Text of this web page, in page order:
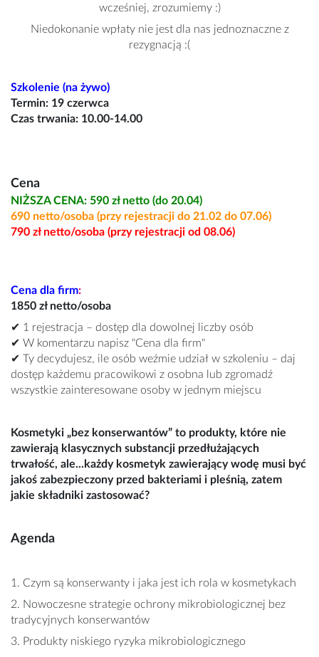
wcześniej, zrozumiemy :)
Niedokonanie wpłaty nie jest dla nas jednoznaczne z
rezygnacją :(
Szkolenie (na żywo)
Termin: 19 czerwca
Czas trwania: 10.00-14.00
Cena
NIŻSZA CENA: 590 zł netto (do 20.04)
690 netto/osoba (przy rejestracji do 21.02 do 07.06)
790 zł netto/osoba (przy rejestracji od 08.06)
Cena dla firm:
1850 zł netto/osoba
✔ 1 rejestracja – dostęp dla dowolnej liczby osób
✔ W komentarzu napisz "Cena dla firm"
✔ Ty decydujesz, ile osób weźmie udział w szkoleniu – daj
dostęp każdemu pracowikowi z osobna lub zgromadź
wszystkie zainteresowane osoby w jednym miejscu
Kosmetyki „bez konserwantów” to produkty, które nie
zawierają klasycznych substancji przedłużających
trwałość, ale...każdy kosmetyk zawierający wodę musi być
jakoś zabezpieczony przed bakteriami i pleśnią, zatem
jakie składniki zastosować?
Agenda
1. Czym są konserwanty i jaka jest ich rola w kosmetykach
2. Nowoczesne strategie ochrony mikrobiologicznej bez
tradycyjnych konserwantów
3. Produkty niskiego ryzyka mikrobiologicznego